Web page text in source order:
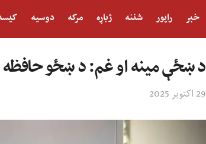
خبر راپور شننه ژباړه مرکه دوسیه
د ښځې مینه او غم: د ښځو حافظه
29 اکتوبر 2025